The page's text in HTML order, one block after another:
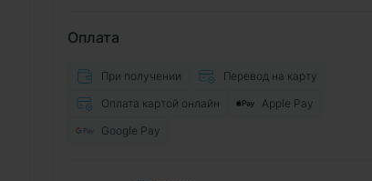
Оплата
При получении
Перевод на карту
Оплата картой онлайн
Apple Pay
Google Pay